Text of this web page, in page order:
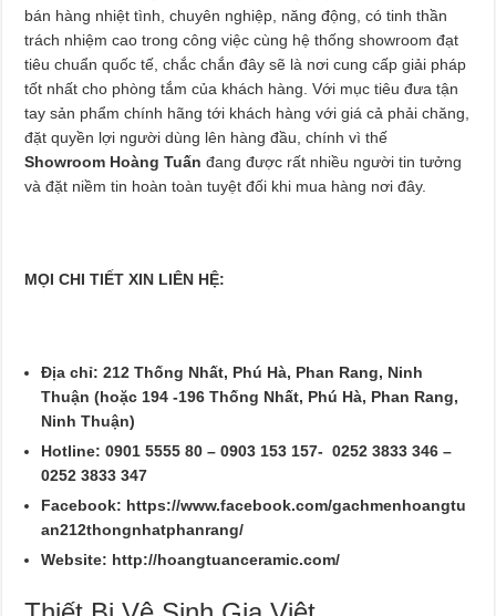
bán hàng nhiệt tình, chuyên nghiệp, năng động, có tinh thần
trách nhiệm cao trong công việc cùng hệ thống showroom đạt
tiêu chuẩn quốc tế, chắc chắn đây sẽ là nơi cung cấp giải pháp
tốt nhất cho phòng tắm của khách hàng. Với mục tiêu đưa tận
tay sản phẩm chính hãng tới khách hàng với giá cả phải chăng,
đặt quyền lợi người dùng lên hàng đầu, chính vì thế
Showroom Hoàng Tuấn đang được rất nhiều người tin tưởng
và đặt niềm tin hoàn toàn tuyệt đối khi mua hàng nơi đây.
MỌI CHI TIẾT XIN LIÊN HỆ:
Địa chỉ: 212 Thống Nhất, Phú Hà, Phan Rang, Ninh
Thuận (hoặc 194 -196 Thống Nhất, Phú Hà, Phan Rang,
Ninh Thuận)
Hotline: 0901 5555 80 – 0903 153 157- 0252 3833 346 –
0252 3833 347
Facebook: https://www.facebook.com/gachmenhoangtu
an212thongnhatphanrang/
Website: http://hoangtuanceramic.com/